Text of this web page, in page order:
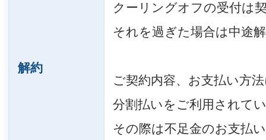
解約
クーリングオフの受付は
それを過ぎた場合は中途
ご契約内容、お支払い方
分割払いをご利用されて
その際は不足金のお支払